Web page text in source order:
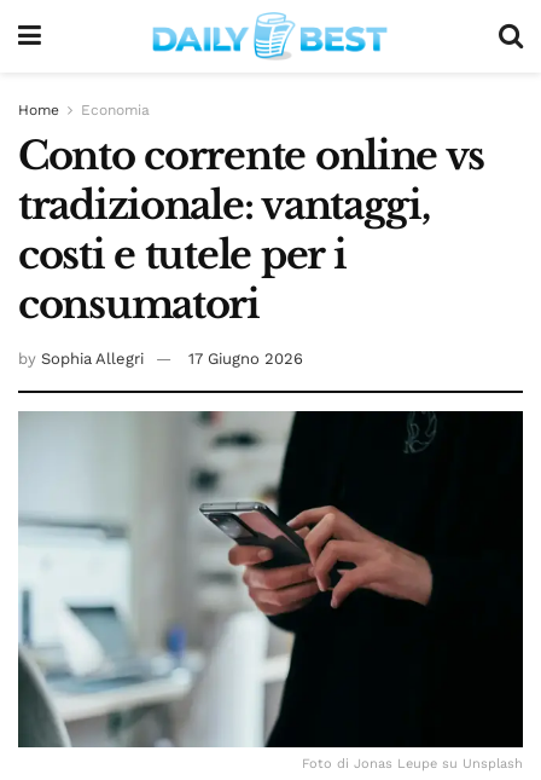
Home Economia
Conto corrente online vs
tradizionale: vantaggi,
costi e tutele per i
consumatori
by Sophia Allegri 17 Giugno 2026
Foto di Jonas Leupe su Unsplash